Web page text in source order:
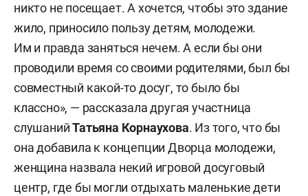
никто не посещает. А хочется, чтобы это здание
жило, приносило пользу детям, молодежи.
Им и правда заняться нечем. А если бы они
проводили время со своими родителями, был бы
совместный какой-то досуг, то было бы
классно», — рассказала другая участница
слушанийТатьяна Корнаухова. Из того, что бы
она добавила к концепции Дворца молодежи,
женщина назвала некий игровой досуговый
центр, где бы могли отдыхать маленькие дети